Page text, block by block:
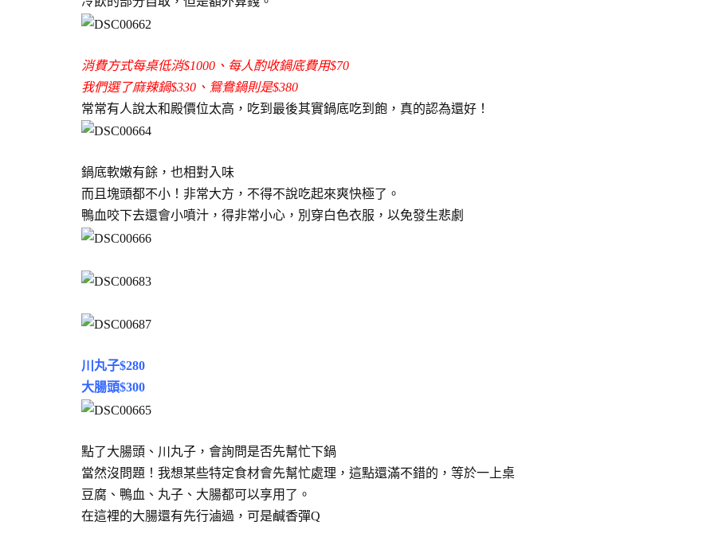
消費方式每桌低消$1000、每人酌收鍋底費用$70
我們選了麻辣鍋$330、鴛鴦鍋則是$380
常常有人說太和殿價位太高，吃到最後其實鍋底吃到飽，真的認為還好！
鍋底軟嫩有餘，也相對入味
而且塊頭都不小！非常大方，不得不說吃起來爽快極了。
鴨血咬下去還會小噴汁，得非常小心，別穿白色衣服，以免發生悲劇
川丸子$280
大腸頭$300
點了大腸頭、川丸子，會詢問是否先幫忙下鍋
當然沒問題！我想某些特定食材會先幫忙處理，這點還滿不錯的，等於一上桌
豆腐、鴨血、丸子、大腸都可以享用了。
在這裡的大腸還有先行滷過，可是鹹香彈Q